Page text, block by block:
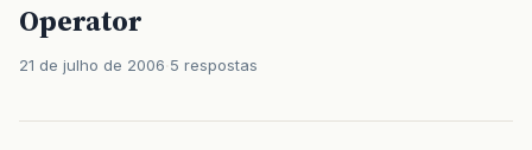
Operator
21 de julho de 2006 5 respostas